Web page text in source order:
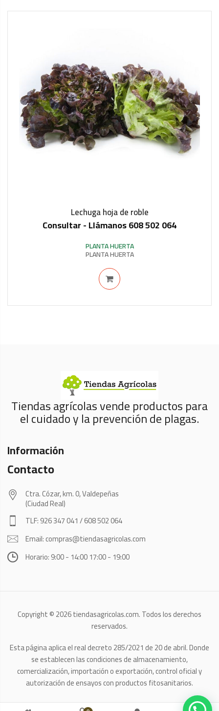
IN STOCK
Lechuga hoja de roble
Consultar - Llámanos 608 502 064
PLANTA HUERTA
PLANTA HUERTA
Tiendas agrícolas vende productos para
el cuidado y la prevención de plagas.
Información
Contacto
Ctra. Cózar, km. 0, Valdepeñas
(Ciudad Real)
TLF: 926 347 041 / 608 502 064
Email: compras@tiendasagricolas.com
Horario: 9:00 - 14:00 17:00 - 19:00
Copyright © 2026 tiendasagricolas.com. Todos los derechos
reservados.
Esta página aplica el real decreto 285/2021 de 20 de abril. Donde
se establecen las condiciones de almacenamiento,
comercialización, importación o exportación, control oficial y
autorización de ensayos con productos fitosanitarios.